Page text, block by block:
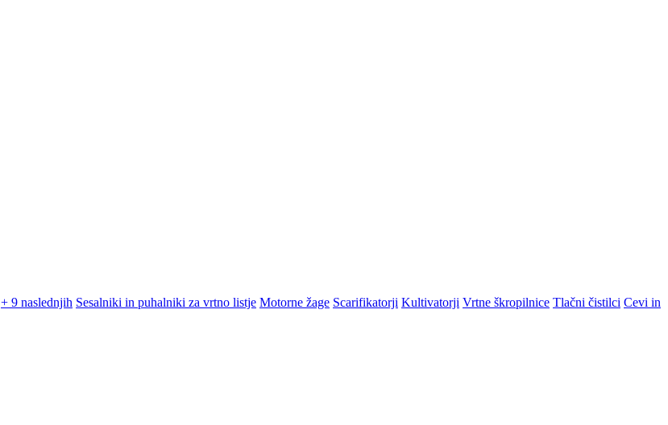
+ 9 naslednjih Sesalniki in puhalniki za vrtno listje Motorne žage Scarifikatorji Kultivatorji Vrtne škropilnice Tlačni čistilci Cevi in